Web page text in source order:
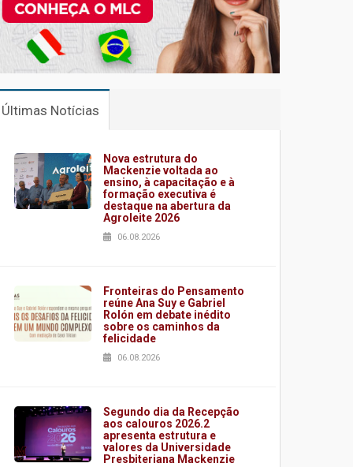
Últimas Notícias
Nova estrutura do
Mackenzie voltada ao
ensino, à capacitação e à
formação executiva é
destaque na abertura da
Agroleite 2026
06.08.2026
Fronteiras do Pensamento
reúne Ana Suy e Gabriel
Rolón em debate inédito
sobre os caminhos da
felicidade
06.08.2026
Segundo dia da Recepção
aos calouros 2026.2
apresenta estrutura e
valores da Universidade
Presbiteriana Mackenzie